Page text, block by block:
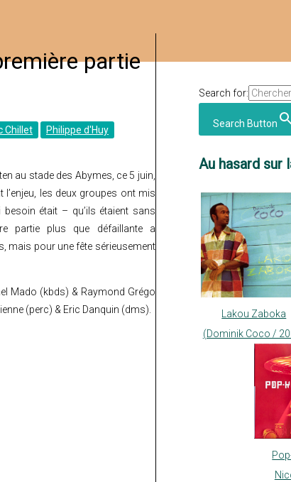
partie
Chillet
Philippe d'Huy
au stade des Abymes, ce 5 juin,
l’enjeu, les deux groupes ont mis
était – qu’ils étaient sans
partie plus que défaillante a
mais pour une fête sérieusement
Mado (kbds) & Raymond Grégo
(perc) & Eric Danquin (dms).
Search for:
Search Button
Au hasard sur
Lakou Zaboka
(Dominik Coco /